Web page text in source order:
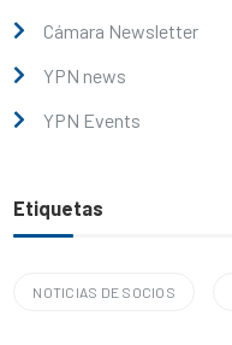
Cámara Newsletter
YPN news
YPN Events
Etiquetas
NOTICIAS DE SOCIOS